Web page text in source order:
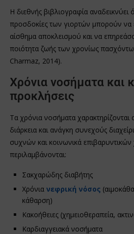
Η διεθνής βιβλιογραφία αναδεικνύει
προσδοκίες των γιορτών μπορούν να
αίσθημα αποκλεισμού και να
ποιότητα ζωής των χρονίως
Charmaz, 2014).
Χρόνια νοσήματα και
προκλήσεις
Τα χρόνια νοσήματα
διάρκεια και ανάγκη συνεχούς
συχνών και κοινωνικά
περιλαμβάνονται:
Σακχαρώδης διαβήτης
Χρόνια νεφρική νόσος
κάθαρση)
Κακοήθειες (χημειοθεραπεία,
Καρδιαγγειακά νοσήματα